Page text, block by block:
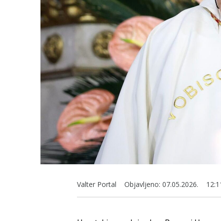
Valter Portal Objavljeno: 07.05.2026.